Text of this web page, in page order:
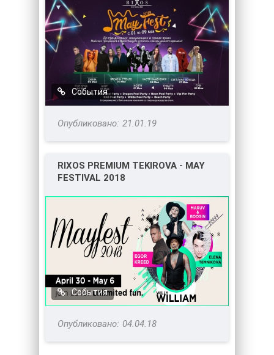
События
21.01.19
RIXOS PREMIUM TEKIROVA - MAY
FESTIVAL 2018
События
04.04.18